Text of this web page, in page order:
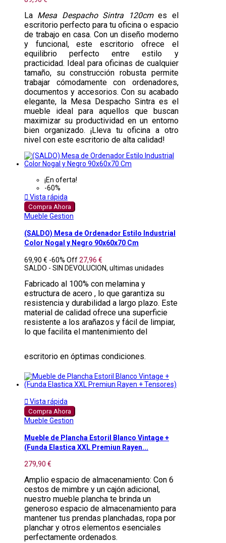
La Mesa Despacho Sintra 120cmes el
escritorio perfecto para tu oficina o espacio
de trabajo en casa. Con un diseño moderno
y funcional, este escritorio ofrece el
equilibrio perfecto entre estilo y
practicidad. Ideal para oficinas de cualquier
tamaño, su construcción robusta permite
trabajar cómodamente con ordenadores,
documentos y accesorios. Con su acabado
elegante, la Mesa Despacho Sintra es el
mueble ideal para aquellos que buscan
maximizar su productividad en un entorno
bien organizado. ¡Lleva tu oficina a otro
nivel con este escritorio de alta calidad!
¡En oferta!
-60%
 Vista rápida
Compra Ahora
Mueble Gestion
(SALDO) Mesa de Ordenador Estilo Industrial
Color Nogal y Negro 90x60x70 Cm
69,90 € -60% Off27,96 €
SALDO - SIN DEVOLUCION, ultimas unidades
Fabricado al 100% con melamina y
estructura de acero , lo que garantiza su
resistencia y durabilidad a largo plazo. Este
material de calidad ofrece una superficie
resistente a los arañazos y fácil de limpiar,
lo que facilita el mantenimiento del
escritorio en óptimas condiciones.
 Vista rápida
Compra Ahora
Mueble Gestion
Mueble de Plancha Estoril Blanco Vintage +
(Funda Elastica XXL Premiun Rayen...
279,90 €
Amplio espacio de almacenamiento: Con 6
cestos de mimbre y un cajón adicional,
nuestro mueble plancha te brinda un
generoso espacio de almacenamiento para
mantener tus prendas planchadas, ropa por
planchar y otros elementos esenciales
perfectamente ordenados.